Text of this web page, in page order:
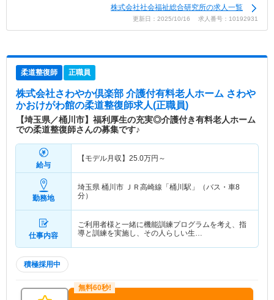
株式会社社会福祉総合研究所の求人一覧
更新日：2025/10/16 求人番号：10192931
柔道整復師 正職員
株式会社さわやか倶楽部 介護付有料老人ホーム さわや
かおけがわ館の柔道整復師求人(正職員)
【埼玉県／桶川市】福利厚生の充実◎介護付き有料老人ホーム
での柔道整復師さんの募集です♪
給与
【モデル月収】 25.0万円～
勤務地
埼玉県 桶川市 ＪＲ高崎線「桶川駅」（バス・車8
分）
仕事内容
ご利用者様と一緒に機能訓練プログラムを考え、指
導と訓練を実施し、その人らしい生…
積極採用中